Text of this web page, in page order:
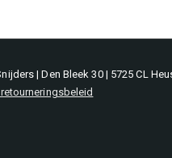
| Den Bleek 30 | 5725 CL